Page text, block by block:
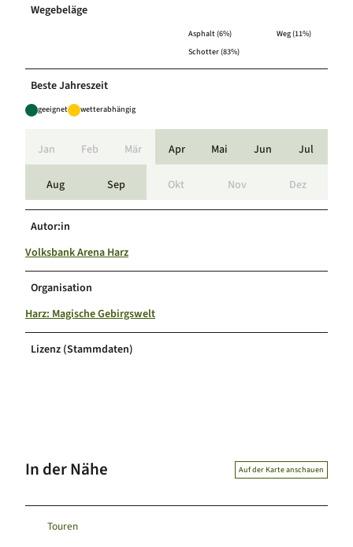
Wegebeläge
Asphalt (6%)
Weg (11%)
Schotter (83%)
Beste Jahreszeit
geeignet wetterabhängig
Jan Feb Mär Apr Mai Jun Jul
Aug Sep Okt Nov Dez
Autor:in
Volksbank Arena Harz
Organisation
Harz: Magische Gebirgswelt
Lizenz (Stammdaten)
In der Nähe Auf der Karte anschauen
Touren